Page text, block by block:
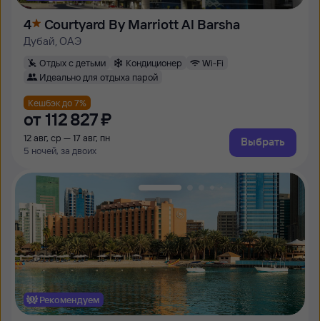
4 Courtyard By Marriott Al Barsha
Дубай, ОАЭ
Отдых с детьми Кондиционер
Wi-Fi
Идеально для отдыха парой
Кешбэк до 7%
от 112 ⁠827 ⁠₽
12 авг, ср — 17 авг, пн
5 ночей, за двоих
Выбрать
Рекомендуем